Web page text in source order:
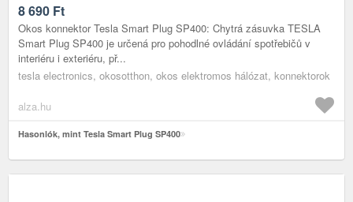
8 690 Ft
Okos konnektor Tesla Smart Plug SP400: Chytrá zásuvka TESLA
Smart Plug SP400 je určená pro pohodlné ovládání spotřebičů v
interiéru i exteriéru, př...
tesla electronics, okosotthon, okos elektromos hálózat, konnektorok
alza.hu
Hasonlók, mint Tesla Smart Plug SP400